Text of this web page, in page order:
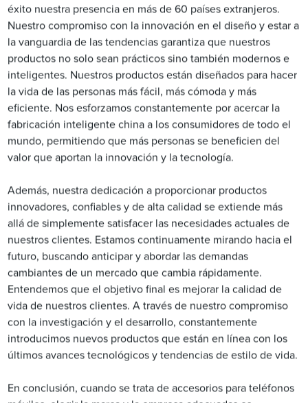
éxito nuestra presencia en más de 60 países extranjeros.
Nuestro compromiso con la innovación en el diseño y estar a
la vanguardia de las tendencias garantiza que nuestros
productos no solo sean prácticos sino también modernos e
inteligentes. Nuestros productos están diseñados para hacer
la vida de las personas más fácil, más cómoda y más
eficiente. Nos esforzamos constantemente por acercar la
fabricación inteligente china a los consumidores de todo el
mundo, permitiendo que más personas se beneficien del
valor que aportan la innovación y la tecnología.
Además, nuestra dedicación a proporcionar productos
innovadores, confiables y de alta calidad se extiende más
allá de simplemente satisfacer las necesidades actuales de
nuestros clientes. Estamos continuamente mirando hacia el
futuro, buscando anticipar y abordar las demandas
cambiantes de un mercado que cambia rápidamente.
Entendemos que el objetivo final es mejorar la calidad de
vida de nuestros clientes. A través de nuestro compromiso
con la investigación y el desarrollo, constantemente
introducimos nuevos productos que están en línea con los
últimos avances tecnológicos y tendencias de estilo de vida.
En conclusión, cuando se trata de accesorios para teléfonos